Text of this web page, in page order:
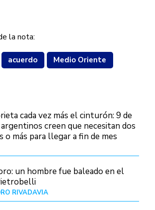
la nota:
acuerdo Medio Oriente
cada vez más el cinturón: 9 de
argentinos creen que necesitan dos
o más para llegar a fin de mes
un hombre fue baleado en el
RIVADAVIA